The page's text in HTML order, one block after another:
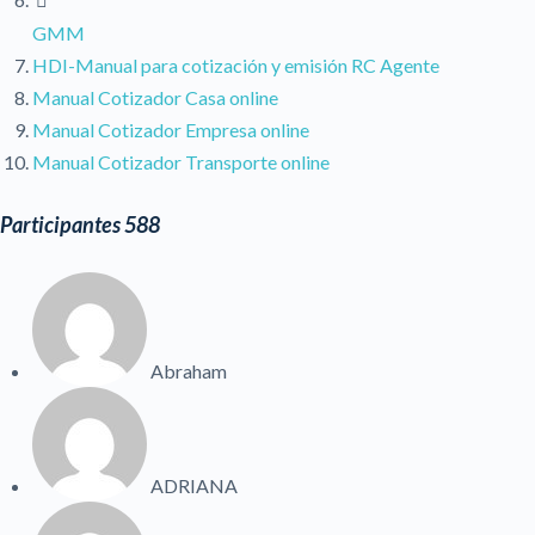
GMM
HDI-Manual para cotización y emisión RC Agente
Manual Cotizador Casa online
Manual Cotizador Empresa online
Manual Cotizador Transporte online
Participantes588
Abraham
ADRIANA